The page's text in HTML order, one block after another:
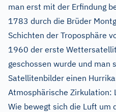
man erst mit der Erfindung
1783 durch die Brüder
Schichten der Troposphäre
1960 der erste
geschossen wurde und
Satellitenbilder einen
Atmosphärische Zirkulation:
Wie bewegt sich die Luft um